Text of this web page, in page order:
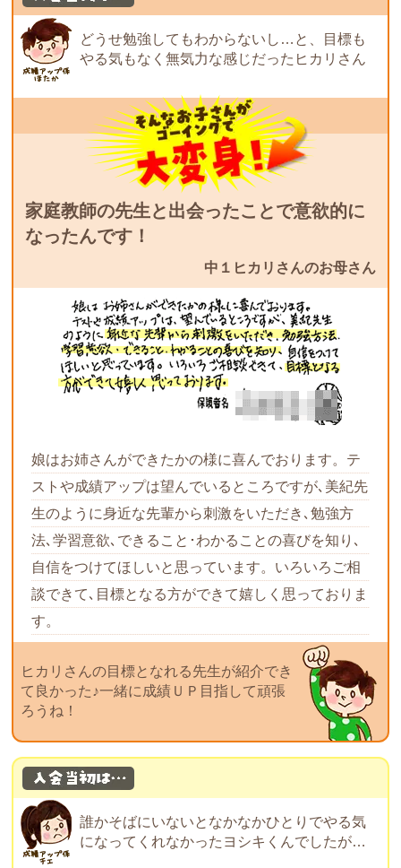
どうせ勉強してもわからないし…と、目標も
やる気もなく無気力な感じだったヒカリさん
家庭教師の先生と出会ったことで意欲的に
なったんです！
中１ヒカリさんのお母さん
娘はお姉さんができたかの様に喜んでおります。テ
ストや成績アップは望んでいるところですが､美紀先
生のように身近な先輩から刺激をいただき､勉強方
法､学習意欲､できること･わかることの喜びを知り､
自信をつけてほしいと思っています。いろいろご相
談できて､目標となる方ができて嬉しく思っておりま
す。
ヒカリさんの目標となれる先生が紹介でき
て良かった♪一緒に成績ＵＰ目指して頑張
ろうね！
誰かそばにいないとなかなかひとりでやる気
になってくれなかったヨシキくんでしたが…